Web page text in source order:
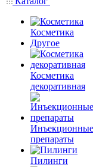
Косметика
Другое
Косметика
декоративная
Инъекционные
препараты
Пилинги